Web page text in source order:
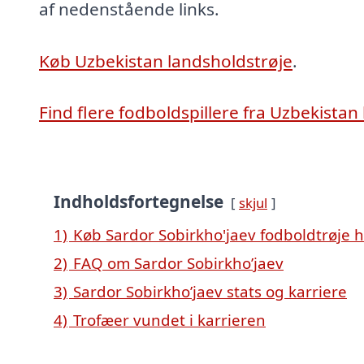
af nedenstående links.
Køb Uzbekistan landsholdstrøje.
Find flere fodboldspillere fra Uzbekistan
Indholdsfortegnelse skjul
1) Køb Sardor Sobirkho'jaev fodboldtrøje
2) FAQ om Sardor Sobirkho’jaev
3) Sardor Sobirkho’jaev stats og karriere
4) Trofæer vundet i karrieren